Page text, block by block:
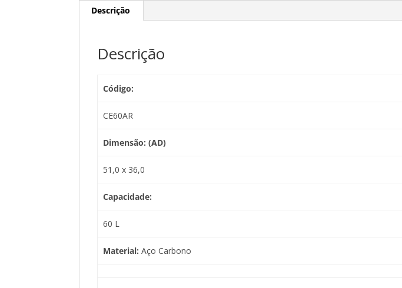
Descrição
Descrição
Código:
CE60AR
Dimensão: (AD)
51,0 x 36,0
Capacidade:
60 L
Material: Aço Carbono